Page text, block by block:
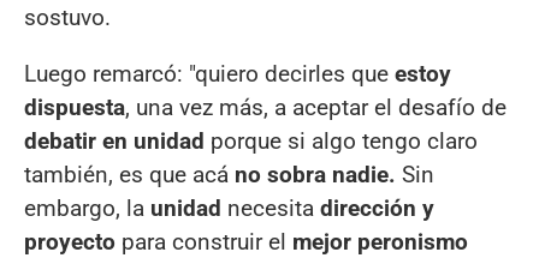
sostuvo.
Luego remarcó: "quiero decirles que estoy
dispuesta, una vez más, a aceptar el desafío de
debatir en unidad porque si algo tengo claro
también, es que acá no sobra nadie. Sin
embargo, la unidad necesita dirección y
proyecto para construir el mejor peronismo